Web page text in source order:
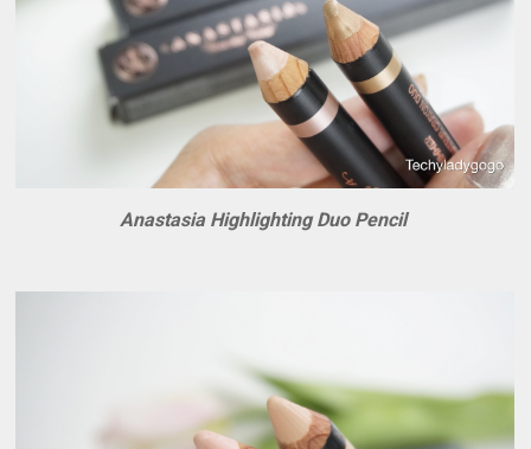
Anastasia Highlighting Duo Pencil